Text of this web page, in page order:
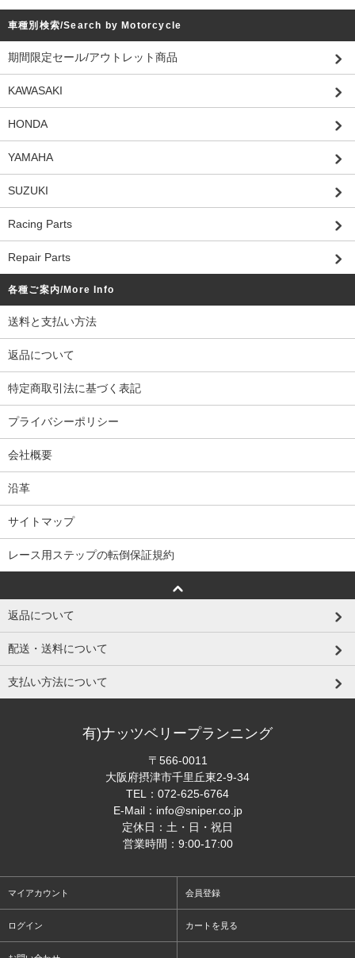
車種別検索/Search by Motorcycle
期間限定セール/アウトレット商品
KAWASAKI
HONDA
YAMAHA
SUZUKI
Racing Parts
Repair Parts
各種ご案内/More Info
送料と支払い方法
返品について
特定商取引法に基づく表記
プライバシーポリシー
会社概要
沿革
サイトマップ
レース用ステップの転倒保証規約
返品について
配送・送料について
支払い方法について
有)ナッツベリープランニング
〒566-0011
大阪府摂津市千里丘東2-9-34
TEL： 072-625-6764
E-Mail： info@sniper.co.jp
定休日：土・日・祝日
営業時間：9:00-17:00
マイアカウント 会員登録
ログイン カートを見る